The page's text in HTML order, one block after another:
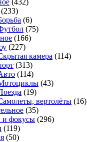
(233)
(6)
(75)
(166)
(227)
камера (114)
(313)
(114)
(43)
(19)
вертолёты (16)
(35)
и фокусы (296)
(119)
(50)